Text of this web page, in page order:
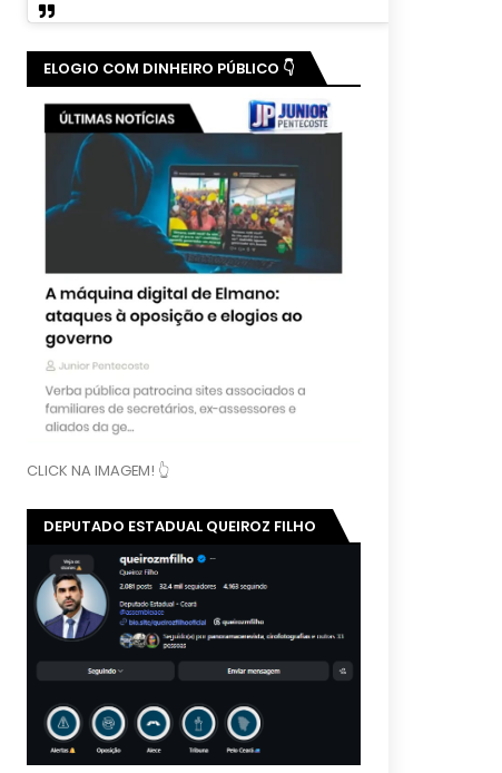
ELOGIO COM DINHEIRO PÚBLICO 👇
CLICK NA IMAGEM! 👆
DEPUTADO ESTADUAL QUEIROZ FILHO